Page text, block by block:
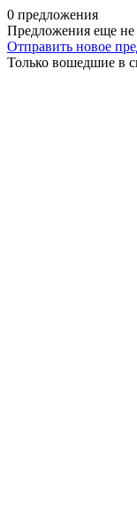
0 предложения
Предложения еще не
Отправить новое
Только вошедшие в